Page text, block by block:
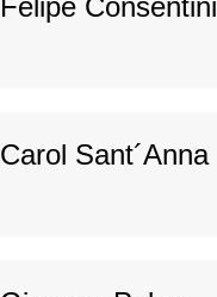
Carol Sant´Anna